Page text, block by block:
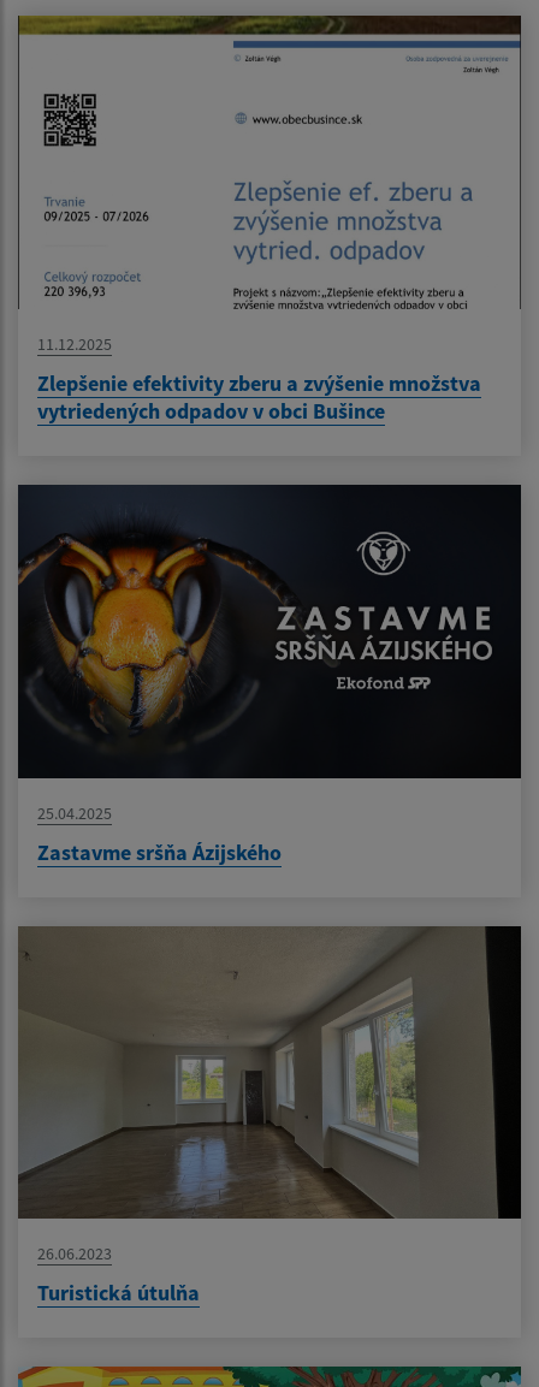
11.12.2025
Zlepšenie efektivity zberu a zvýšenie množstva
vytriedených odpadov v obci Bušince
25.04.2025
Zastavme sršňa Ázijského
26.06.2023
Turistická útulňa